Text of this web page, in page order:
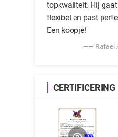
topkwaliteit. Hij
flexibel en past
Een koopje!
—— Rafael
CERTIFICERING